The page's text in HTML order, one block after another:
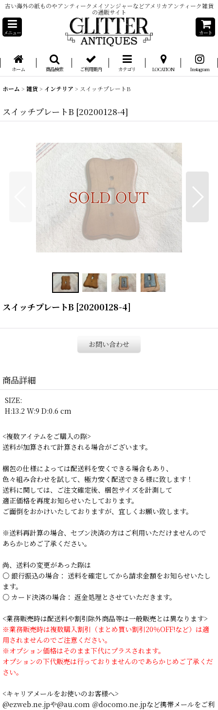
古い海外の紙ものやアンティークメイソンジャーなどアメリカアンティーク雑貨
の通販サイト
メニュー カート
ホーム 商品検索 ご利用案内 カテゴリ LOCATION Instagram
ホーム > 雑貨> インテリア > スイッチプレートB
スイッチプレートB [20200128-4]
スイッチプレートB [20200128-4]
お問い合わせ
商品詳細
SIZE:
H:13.2 W:9 D:0.6 cm
<複数アイテムをご購入の際>
送料が加算されて計算される場合がございます。
梱包の仕様によっては配送料を安くできる場合もあり、
色々組み合わせを試して、極力安く配送できる様に致します！
送料に関しては、ご注文確定後、梱包サイズを計測して
適正価格を再度お知らせいたしております。
ご面倒をおかけいたしておりますが、宜しくお願い致します。
※送料再計算の場合、セブン決済の方はご利用いただけませんので
あらかじめご了承ください。
尚、送料の変更があった際は
○ 銀行振込の場合： 送料を確定してから請求金額をお知らせいたし
ます。
○ カード決済の場合： 返金処理とさせていただきます。
<業務販売時は配送料や割引除外商品等は一般販売とは異なります>
※業務販売時は複数購入割引（まとめ買い割引20％OFF!など）は適
用されませんのでご注意ください。
※オプション価格はそのまま下代にプラスされます。
オプションの下代販売は行っておりませんのであらかじめご了承くだ
さい。
<キャリアメールをお使いのお客様へ>
@ezweb.ne.jpや@au.com ＠docomo.ne.jpなど携帯メールをご利